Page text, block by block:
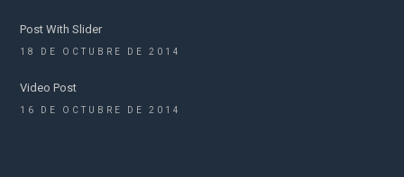
Post With Slider
18 DE OCTUBRE DE 2014
Video Post
16 DE OCTUBRE DE 2014